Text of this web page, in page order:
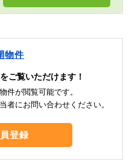
物件
ご覧いただけます！
件が閲覧可能です。
にお問い合わせください。
登録